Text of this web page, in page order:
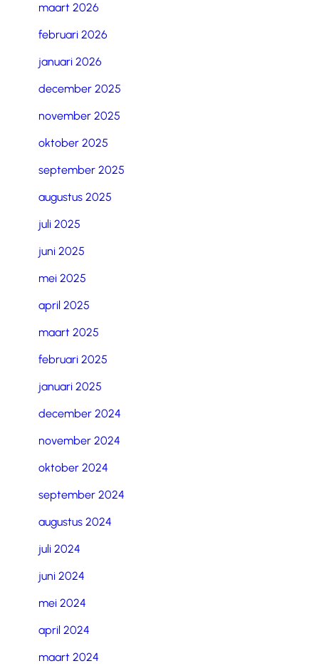
maart 2026
februari 2026
januari 2026
december 2025
november 2025
oktober 2025
september 2025
augustus 2025
juli 2025
juni 2025
mei 2025
april 2025
maart 2025
februari 2025
januari 2025
december 2024
november 2024
oktober 2024
september 2024
augustus 2024
juli 2024
juni 2024
mei 2024
april 2024
maart 2024